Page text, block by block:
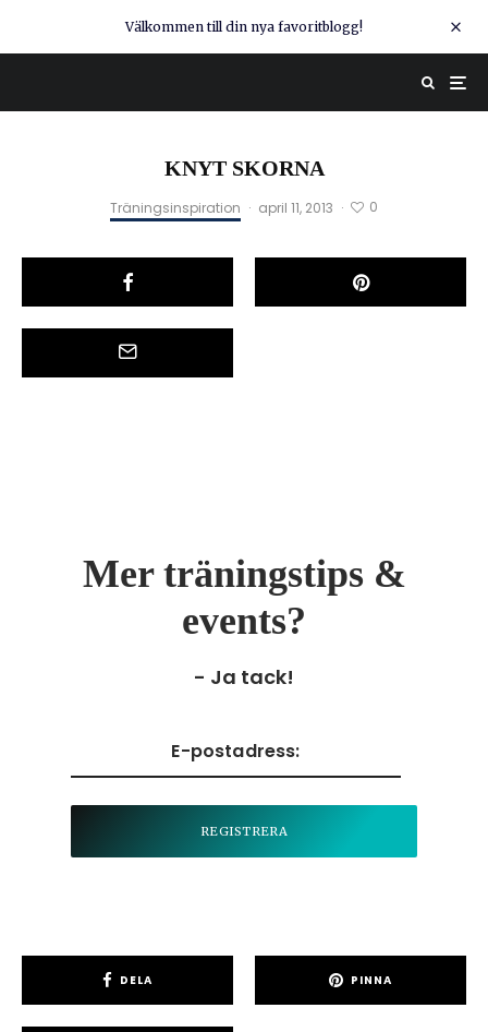
Välkommen till din nya favoritblogg!
KNYT SKORNA
Träningsinspiration · april 11, 2013 · 0
Mer träningstips &
events?
- Ja tack!
DELA PINNA